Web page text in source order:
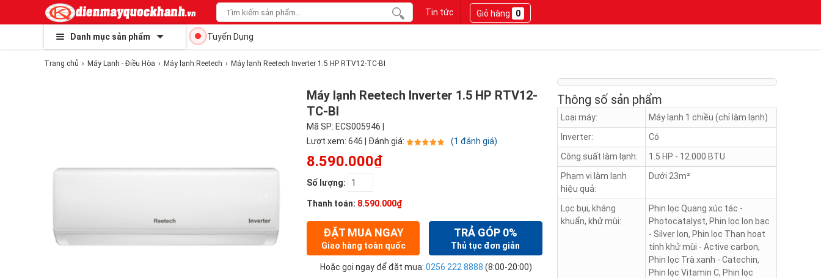
Tin tức Giỏ hàng 0
Danh mục sản phẩm Tuyển Dụng
Trang chủ Máy Lạnh - Điều Hòa Máy lạnh Reetech Máy lạnh Reetech Inverter 1.5 HP RTV12-TC-BI
Máy lạnh Reetech Inverter 1.5 HP RTV12-
TC-BI
Mã SP: ECS005946 |
Lượt xem: 646 | Đánh giá:
(1 đánh giá)
8.590.000₫
Số lượng:
Thanh toán: 8.590.000₫
ĐẶT MUA NGAY
Giao hàng toàn quốc
TRẢ GÓP 0%
Thủ tục đơn giản
Hoặc gọi ngay để đặt mua: 0256 222 8888 (8:00-20:00)
Thông số sản phẩm
Loại máy:
Máy lạnh 1 chiều (chỉ làm lạnh)
Inverter:
Có
Công suất làm lạnh:
1.5 HP - 12.000 BTU
Phạm vi làm lạnh
hiệu quả:
Dưới 23m²
Lọc bụi, kháng
khuẩn, khử mùi:
Phin lọc Quang xúc tác -
Photocatalyst, Phin lọc Ion bạc
- Silver Ion, Phin lọc Than hoạt
tính khử mùi - Active carbon,
Phin lọc Trà xanh - Catechin,
Phin lọc Vitamin C, Phin lọc